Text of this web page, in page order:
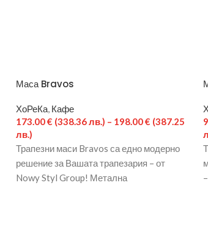
Маса Bravos
ХоРеКа, Кафе
173.00€ (338.36 лв.) – 198.00€ (387.25
лв.)
Трапезни маси Bravos са едно модерно
решение за Вашата трапезария – от
Nowy Styl Group! Метална